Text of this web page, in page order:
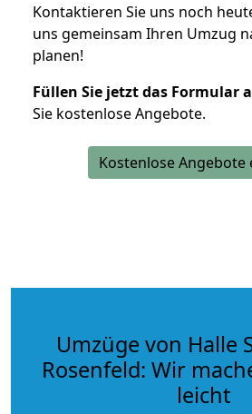
Kontaktieren Sie uns noch
uns gemeinsam Ihren Umzug
planen!
Füllen Sie jetzt das Formular
Sie kostenlose Angebote.
Kostenlose Angebote
Umzüge von Halle
Rosenfeld: Wir
leicht